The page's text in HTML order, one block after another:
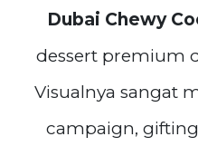
Dubai Chewy
dessert premium
Visualnya sangat
campaign,